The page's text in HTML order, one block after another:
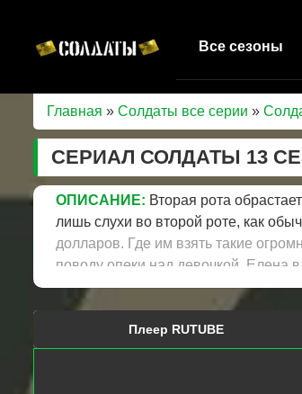
Все сезоны
Главная » Солдаты все серии »
СЕРИАЛ СОЛДАТЫ 13
ОПИСАНИЕ: Вторая рота
лишь слухи во второй роте, как
долларов. Где им взять такие
поводу опеки над девочкой. Елена
Плеер RUTUBE